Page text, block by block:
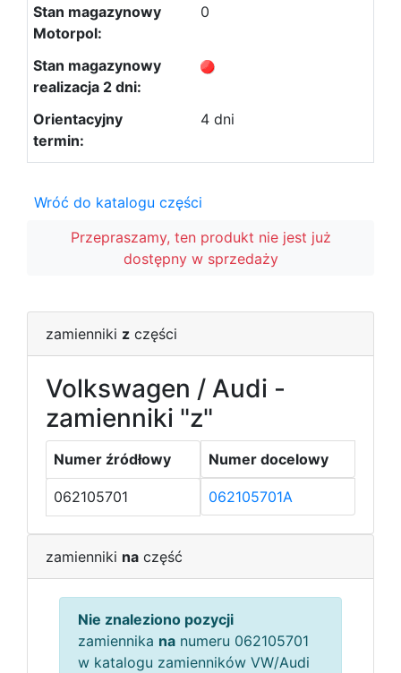
0
4 dni
Wróć do katalogu części
Przepraszamy, ten produkt nie jest już
dostępny w sprzedaży
zamienniki z części
Volkswagen / Audi -
zamienniki "z"
Numer źródłowy Numer docelowy
062105701 062105701A
zamienniki na część
Nie znaleziono pozycji
zamiennika na numeru 062105701
w katalogu zamienników VW/Audi